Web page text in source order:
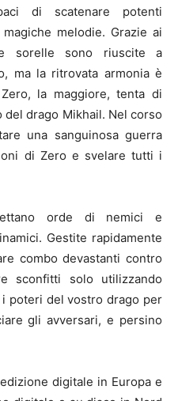
di scatenare potenti
melodie. Grazie ai
sorelle sono riuscite a
ma la ritrovata armonia è
la maggiore, tenta di
del drago Mikhail. Nel corso
una sanguinosa guerra
di Zero e svelare tutti i
orde di nemici e
Gestite rapidamente
combo devastanti contro
sconfitti solo utilizzando
i poteri del vostro drago per
gli avversari, e persino
digitale in Europa e